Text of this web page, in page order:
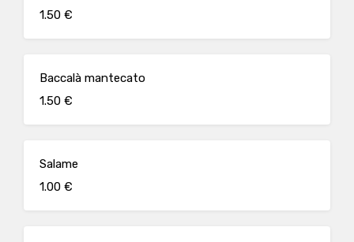
1.50 €
Baccalà mantecato
1.50 €
Salame
1.00 €